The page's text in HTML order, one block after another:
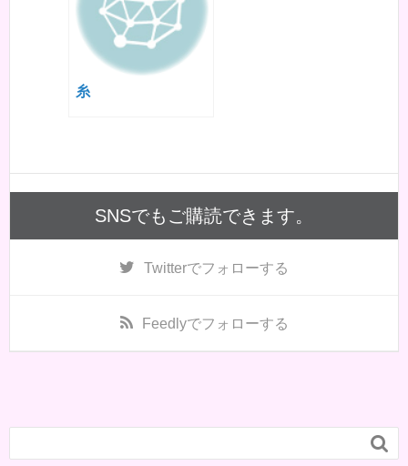
糸
SNSでもご購読できます。
Twitterでフォローする
Feedlyでフォローする
